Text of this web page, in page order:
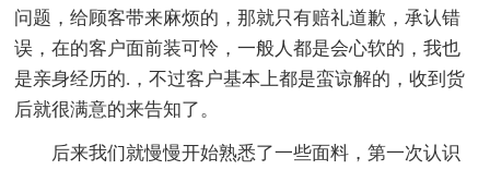
问题，给顾客带来麻烦的，那就只有赔礼道歉，承认错
误，在的客户面前装可怜，一般人都是会心软的，我也
是亲身经历的.，不过客户基本上都是蛮谅解的，收到货
后就很满意的来告知了。
后来我们就慢慢开始熟悉了一些面料，第一次认识